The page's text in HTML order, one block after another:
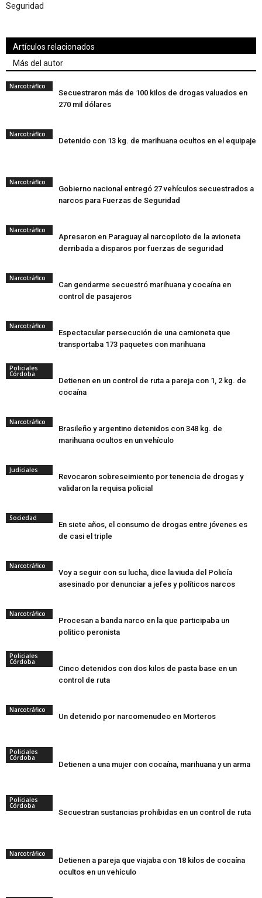
Seguridad
Artículos relacionados
Más del autor
Narcotráfico
Secuestraron más de 100 kilos de drogas valuados en
270 mil dólares
Narcotráfico
Detenido con 13 kg. de marihuana ocultos en el equipaje
Narcotráfico
Gobierno nacional entregó 27 vehículos secuestrados a
narcos para Fuerzas de Seguridad
Narcotráfico
Apresaron en Paraguay al narcopiloto de la avioneta
derribada a disparos por fuerzas de seguridad
Narcotráfico
Can gendarme secuestró marihuana y cocaína en
control de pasajeros
Narcotráfico
Espectacular persecución de una camioneta que
transportaba 173 paquetes con marihuana
Policiales
Córdoba
Detienen en un control de ruta a pareja con 1, 2 kg. de
cocaína
Narcotráfico
Brasileño y argentino detenidos con 348 kg. de
marihuana ocultos en un vehículo
Judiciales
Revocaron sobreseimiento por tenencia de drogas y
validaron la requisa policial
Sociedad
En siete años, el consumo de drogas entre jóvenes es
de casi el triple
Narcotráfico
Voy a seguir con su lucha, dice la viuda del Policía
asesinado por denunciar a jefes y políticos narcos
Narcotráfico
Procesan a banda narco en la que participaba un
politico peronista
Policiales
Córdoba
Cinco detenidos con dos kilos de pasta base en un
control de ruta
Narcotráfico
Un detenido por narcomenudeo en Morteros
Policiales
Córdoba
Detienen a una mujer con cocaína, marihuana y un arma
Policiales
Córdoba
Secuestran sustancias prohibidas en un control de ruta
Narcotráfico
Detienen a pareja que viajaba con 18 kilos de cocaína
ocultos en un vehículo